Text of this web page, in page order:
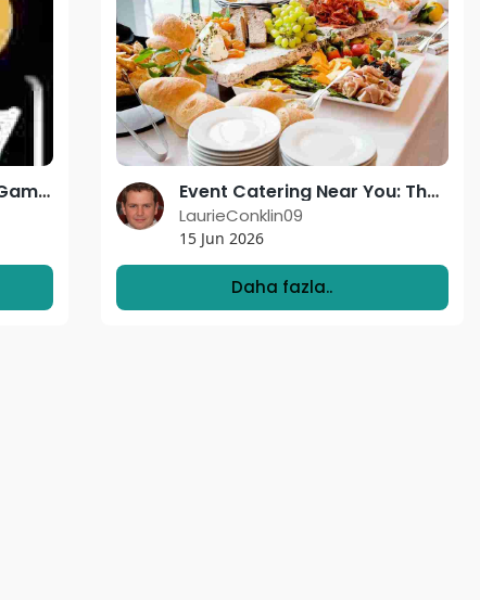
CB777Game – A Mobile Gaming Platform Where Entertainment Meets Real Earnings Event Catering Near You: The Smoked Taco's Complete Guide to Utah Events
LaurieConklin09
15 Jun 2026
Daha fazla..